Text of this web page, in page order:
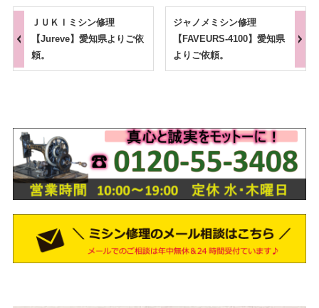
ＪＵＫＩミシン修理
【Jureve】愛知県よりご依
頼。
ジャノメミシン修理
【FAVEURS-4100】愛知県
よりご依頼。